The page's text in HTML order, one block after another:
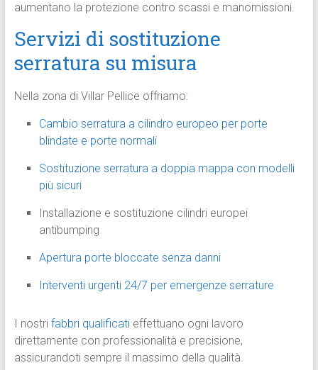
aumentano la protezione contro scassi e manomissioni.
Servizi di sostituzione
serratura su misura
Nella zona di Villar Pellice offriamo:
Cambio serratura a cilindro europeo per porte
blindate e porte normali
Sostituzione serratura a doppia mappa con modelli
più sicuri
Installazione e sostituzione cilindri europei
antibumping
Apertura porte bloccate senza danni
Interventi urgenti 24/7 per emergenze serrature
I nostri fabbri qualificatieffettuano ogni lavoro
direttamente con professionalità e precisione,
assicurandoti sempre il massimo della qualità.